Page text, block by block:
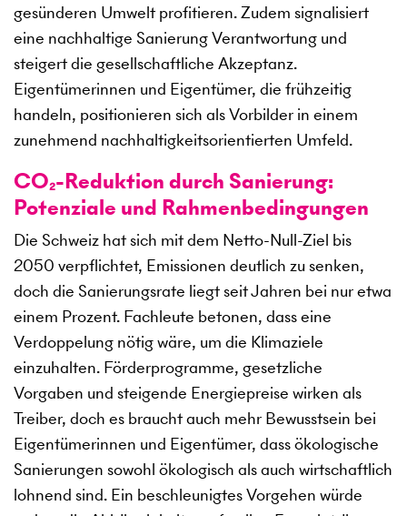
gesünderen Umwelt profitieren. Zudem signalisiert
eine nachhaltige Sanierung Verantwortung und
steigert die gesellschaftliche Akzeptanz.
Eigentümerinnen und Eigentümer, die frühzeitig
handeln, positionieren sich als Vorbilder in einem
zunehmend nachhaltigkeitsorientierten Umfeld.
CO₂-Reduktion durch Sanierung:
Potenziale und Rahmenbedingungen
Die Schweiz hat sich mit dem Netto-Null-Ziel bis
2050 verpflichtet, Emissionen deutlich zu senken,
doch die Sanierungsrate liegt seit Jahren bei nur etwa
einem Prozent. Fachleute betonen, dass eine
Verdoppelung nötig wäre, um die Klimaziele
einzuhalten. Förderprogramme, gesetzliche
Vorgaben und steigende Energiepreise wirken als
Treiber, doch es braucht auch mehr Bewusstsein bei
Eigentümerinnen und Eigentümer, dass ökologische
Sanierungen sowohl ökologisch als auch wirtschaftlich
lohnend sind. Ein beschleunigtes Vorgehen würde